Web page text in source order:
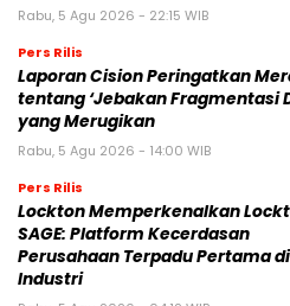
Rabu, 5 Agu 2026 - 22:15 WIB
Pers Rilis
Laporan Cision Peringatkan
tentang ‘Jebakan Fragmentasi
yang Merugikan
Rabu, 5 Agu 2026 - 14:00 WIB
Pers Rilis
Lockton Memperkenalkan
SAGE: Platform Kecerdasan
Perusahaan Terpadu Pertama di
Industri